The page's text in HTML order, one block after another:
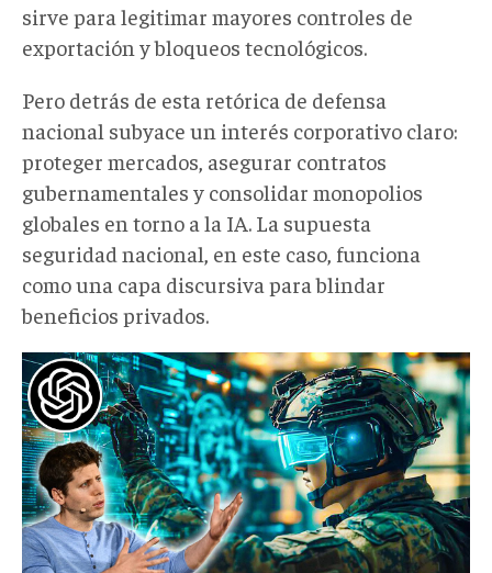
sirve para legitimar mayores controles de
exportación y bloqueos tecnológicos.
Pero detrás de esta retórica de defensa
nacional subyace un interés corporativo claro:
proteger mercados, asegurar contratos
gubernamentales y consolidar monopolios
globales en torno a la IA. La supuesta
seguridad nacional, en este caso, funciona
como una capa discursiva para blindar
beneficios privados.
Altman
military.jpg